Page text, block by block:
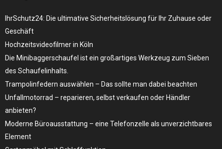
IhrSchutz24: Die ultimative Sicherheitslösung für Ihr Zuhause oder
Geschäft
Hochzeitsvideofilmer in Köln
Die Minibaggerschaufel ist ein großartiges Werkzeug zum Sieben
des Schaufelinhalts.
Trampolinfedern auswählen – Das sollte man dabei beachten
Unfallmotorrad – reparieren, selbst verkaufen oder Händler
anbieten?
Moderne Büroausstattung – eine Telefonzelle als unverzichtbares
Element